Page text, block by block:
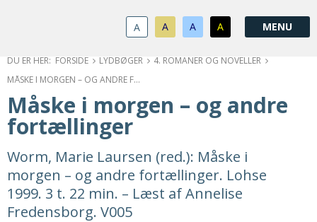
og
gå
indhold
forsiden
guide
for
tilgængelighed
1.2:
Bestyrelse
1.3:
Økonomi
1.5:
Privatlivspolitik
1.6:
Vedtægter
3.0:
Kalender
4.0:
Kristeligt
Lydbibliotek
5.0:
Lydbøger
A A A A
FORSIDE LYDBØGER
4. ROMANER OG NOVELLER
MÅSKE I MORGEN – OG ANDRE FORTÆLLINGER
Måske i morgen – og andre
fortællinger
Worm, Marie Laursen (red.): Måske i
morgen – og andre fortællinger. Lohse
1999. 3 t. 22 min. – Læst af Annelise
Fredensborg. V005